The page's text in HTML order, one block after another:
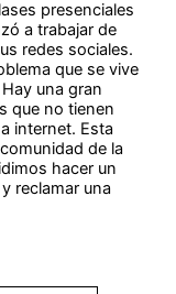
presenciales
a trabajar de
redes sociales.
que se vive
una gran
que no tienen
internet. Esta
de la
hacer un
reclamar una